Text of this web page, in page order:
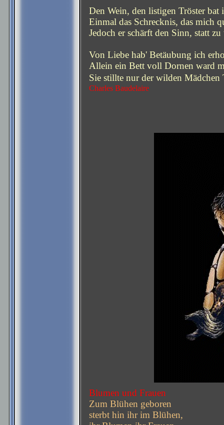
Den Wein, den listigen Tröster bat
Einmal das Schrecknis, das mich
Jedoch er schärft den Sinn, statt
Von Liebe hab' Betäubung ich
Allein ein Bett voll Dornen ward
Sie stillte nur der wilden Mädchen
Charles Baudelaire
Blumen und Frauen
Zum Blühen geboren
sterbt hin ihr im Blühen,